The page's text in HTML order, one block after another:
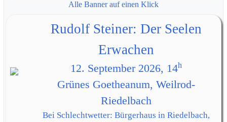
Alle Banner auf einen Klick
Rudolf Steiner: Der Seelen
Erwachen
12. September 2026, 14h
Grünes Goetheanum, Weilrod-
Riedelbach
Bei Schlechtwetter: Bürgerhaus in Riedelbach,